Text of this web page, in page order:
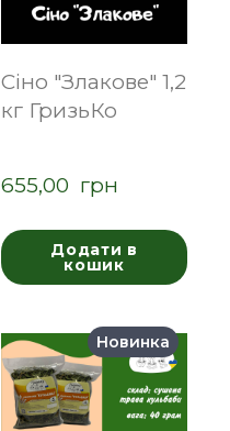
Сіно "Злакове" 1,2
кг ГризьКо
655,00  грн
Додати в
кошик
Новинка